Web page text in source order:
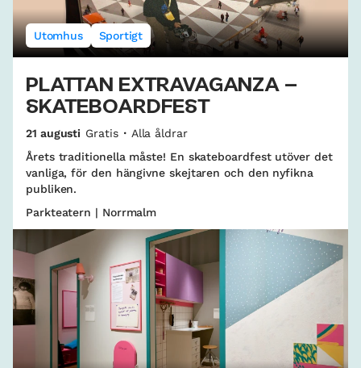
Utomhus Sportigt
PLATTAN EXTRAVAGANZA –
SKATEBOARDFEST
21 augusti Gratis
Alla åldrar
Årets traditionella måste! En skateboardfest utöver det
vanliga, för den hängivne skejtaren och den nyfikna
publiken.
Parkteatern | Norrmalm